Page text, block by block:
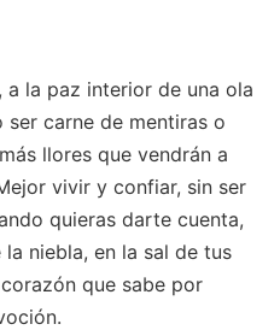
la paz interior de una ola
carne de mentiras o
llores que vendrán a
vivir y confiar, sin ser
quieras darte cuenta,
niebla, en la sal de tus
que sabe por